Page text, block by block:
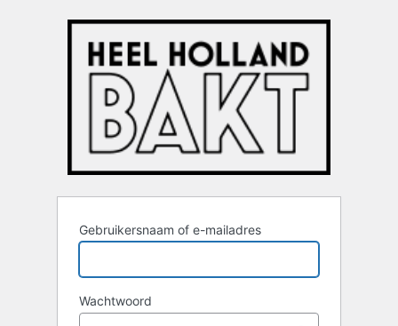
Gebruikersnaam of e-mailadres
Wachtwoord